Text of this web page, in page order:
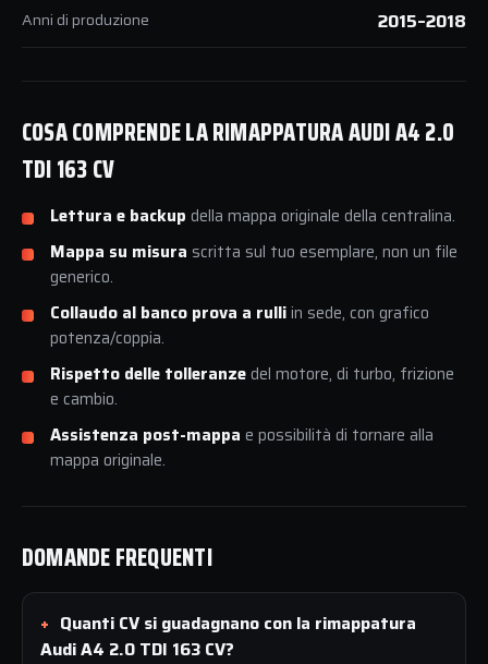
Anni di produzione 2015–2018
COSA COMPRENDE LA RIMAPPATURA AUDI A4 2.0
TDI 163 CV
Lettura e backup della mappa originale della centralina.
Mappa su misura scritta sul tuo esemplare, non un file
generico.
Collaudo al banco prova a rulliin sede, con grafico
potenza/coppia.
Rispetto delle tolleranzedel motore, di turbo, frizione
e cambio.
Assistenza post-mappa e possibilità di tornare alla
mappa originale.
DOMANDE FREQUENTI
Quanti CV si guadagnano con la rimappatura
Audi A4 2.0 TDI 163 CV?